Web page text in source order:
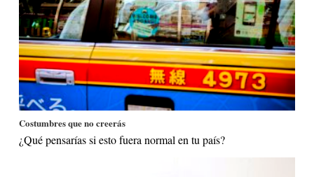
Costumbres que no creerás
¿Qué pensarías si esto fuera normal en tu país?